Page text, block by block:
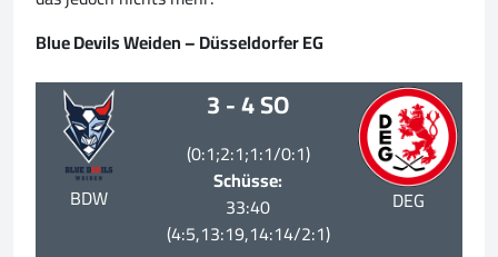
Blue Devils Weiden – Düsseldorfer EG
BDW
3 - 4 SO
(0:1;2:1;1:1/0:1)
Schüsse:
33:40
(4:5,13:19,14:14/2:1)
DEG